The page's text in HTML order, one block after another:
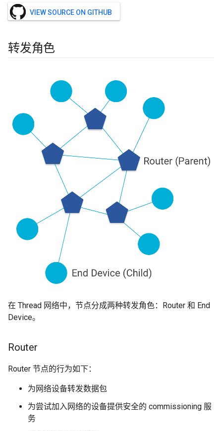
VIEW SOURCE ON GITHUB
转发角色
在 Thread 网络中，节点分成两种转发角色：Router 和 End
Device。
Router
Router 节点的行为如下：
为网络设备转发数据包
为尝试加入网络的设备提供安全的 commissioning 服
务